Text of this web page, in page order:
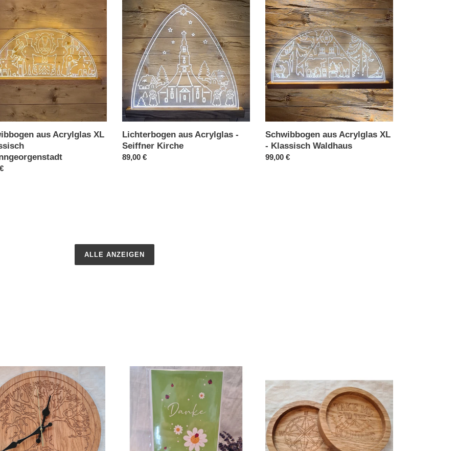
aus Acrylglas XL
aus
Acrylglas
Seiffner
Kirche
Lichterbogen aus Acrylglas -
Seiffner Kirche
Normaler
89,00 €
aus
Acrylglas
XL
-
Klassisch
Waldhaus
Schwibbogen aus Acrylglas XL
- Klassisch Waldhaus
Normaler
99,00 €
ALLE ANZEIGEN
Kartenhalter
Eiche